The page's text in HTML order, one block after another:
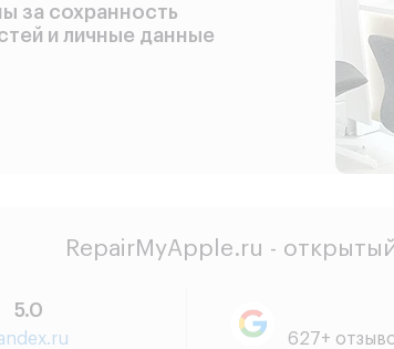
за сохранность
и личные данные
RepairMyApple.ru -
5.0
627+